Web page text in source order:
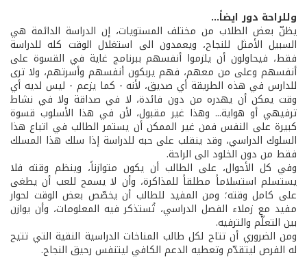
وللراحة دور ايضاً...
يظنّ بعض الطلاب من مختلف المستويات، إن الدراسة الدائمة هي
السبيل الأمثل للنجاح، ويعمدون الى استغلال الوقت كله للدراسة
فقط، فيحاولون أن يلزموا أنفسهم ببرنامج غاية في القسوة على
أنفسهم وعلى من معهم، فهم يربكون أنفسهم وأسرتهم، ولا ترى
للدارس في هذه الطريقة أي صديق، لأنه - كما يزعم - ليس لديه أي
وقت يمكن أن يهدره من دون فائدة، لا في صداقة ولا في نشاط
ترفيهي أو هواية... وهذا غير مقبول، لأن في هذا الأسلوب قسوة
كبيرة على النفس فمن غير الممكن أن يستمر الطالب في اتباع هذا
السلوك الدراسي، وقد ينقلب على حبه للدراسة إذا سلك هذا المسلك
فقط من دون الخلود الى الراحة.
وفي كل الأحوال، على الطالب أن يكون متوازناً، وينظم وقته فلا
يستسلم استسلاماً مطلقاً للمذاكرة، وأن لا يسمح للعب أن يطغى
على كامل وقته؛ ومن المفيد للطالب أن يخصّص بعض الوقت لحوار
مفيد مع زملاء الفصل الدراسي، تُستذكر فيه المعلومات، وأن يوازن
بين التعلّم والترفيه.
ومن الضروري أن تتاح لكل طالب المناخات الدراسية النقية التي تتيح
له الفرص ليتقدّم وتعطيه الدعم الكافي ليتنفس رحيق النجاح.